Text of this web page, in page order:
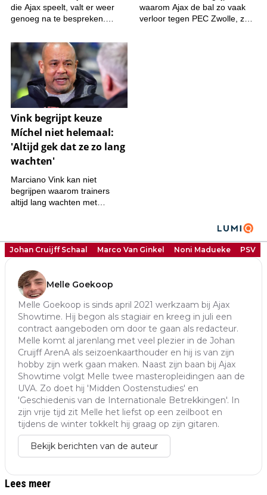
Johan Cruijff Schaal Marco Van Ginkel Noni Madueke PSV
Melle Goekoop
Melle Goekoop is sinds april 2021 werkzaam bij Ajax
Showtime. Hij begon als stagiair en kreeg in juli een
contract aangeboden om door te gaan als redacteur.
Melle komt al jarenlang met veel plezier in de Johan
Cruijff ArenA als seizoenkaarthouder en hij is van zijn
hobby zijn werk gaan maken. Naast zijn baan bij Ajax
Showtime volgt Melle twee masteropleidingen aan de
UVA. Zo doet hij 'Midden Oostenstudies' en
'Geschiedenis van de Internationale Betrekkingen'. In
zijn vrije tijd zit Melle het liefst op een zeilboot en
tijdens de winter tokkelt hij graag op zijn gitaren.
Bekijk berichten van de auteur
Lees meer